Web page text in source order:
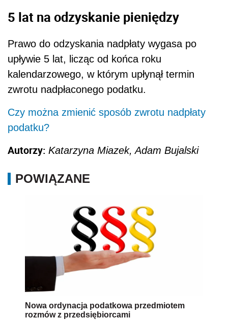
5 lat na odzyskanie pieniędzy
Prawo do odzyskania nadpłaty wygasa po
upływie 5 lat, licząc od końca roku
kalendarzowego, w którym upłynął termin
zwrotu nadpłaconego podatku.
Czy można zmienić sposób zwrotu nadpłaty
podatku?
Autorzy: Katarzyna Miazek,Adam Bujalski
POWIĄZANE
Nowa ordynacja podatkowa przedmiotem
rozmów z przedsiębiorcami